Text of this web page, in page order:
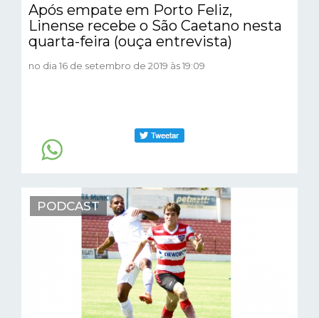
Após empate em Porto Feliz,
Linense recebe o São Caetano nesta
quarta-feira (ouça entrevista)
no dia 16 de setembro de 2019 às 19:09
PODCAST